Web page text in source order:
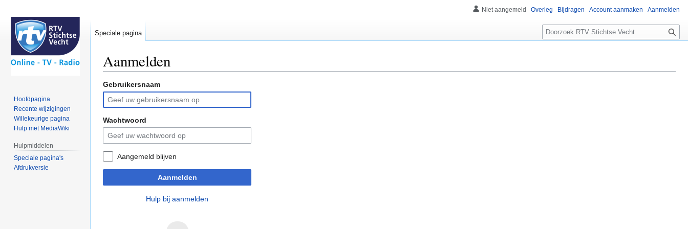
Aanmelden
Naar
navigatie
springen
Naar
zoeken
springen
Gebruikersnaam
Wachtwoord
Aangemeld blijven
Aanmelden
Hulp bij aanmelden
Niet aangemeld Overleg Bijdragen Account aanmaken Aanmelden
Speciale pagina
Zoeken
Hoofdpagina
Recente wijzigingen
Willekeurige pagina
Hulp met MediaWiki
Hulpmiddelen
Speciale pagina's
Afdrukversie